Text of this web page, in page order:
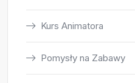
Kurs Animatora
Pomysły na Zabawy